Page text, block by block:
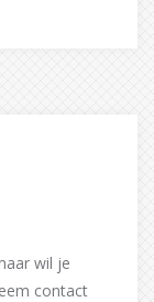
wil je
contact